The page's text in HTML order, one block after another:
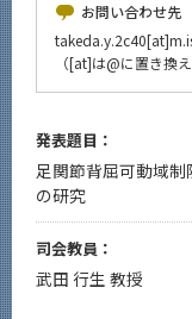
お問い合わせ先
（[at]は@に置き換
発表題目：
足関節背屈可動域
の研究
司会教員：
武田 行生 教授
今後の課程別イベ
年別アーカイブ